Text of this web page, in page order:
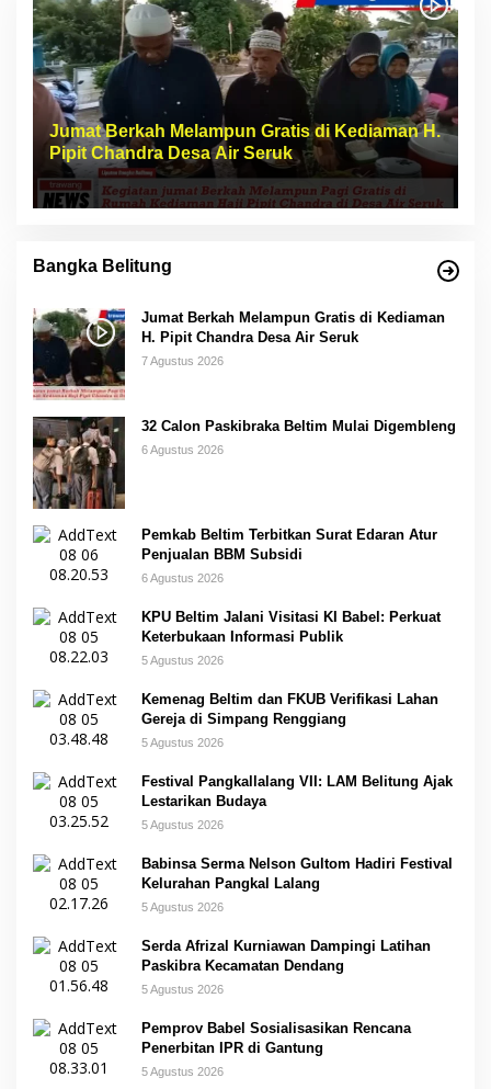
Jumat Berkah Melampun Gratis di Kediaman H.
Pipit Chandra Desa Air Seruk
Bangka Belitung
Jumat Berkah Melampun Gratis di Kediaman
H. Pipit Chandra Desa Air Seruk
7 Agustus 2026
32 Calon Paskibraka Beltim Mulai Digembleng
6 Agustus 2026
Pemkab Beltim Terbitkan Surat Edaran Atur
Penjualan BBM Subsidi
6 Agustus 2026
KPU Beltim Jalani Visitasi KI Babel: Perkuat
Keterbukaan Informasi Publik
5 Agustus 2026
Kemenag Beltim dan FKUB Verifikasi Lahan
Gereja di Simpang Renggiang
5 Agustus 2026
Festival Pangkallalang VII: LAM Belitung Ajak
Lestarikan Budaya
5 Agustus 2026
Babinsa Serma Nelson Gultom Hadiri Festival
Kelurahan Pangkal Lalang
5 Agustus 2026
Serda Afrizal Kurniawan Dampingi Latihan
Paskibra Kecamatan Dendang
5 Agustus 2026
Pemprov Babel Sosialisasikan Rencana
Penerbitan IPR di Gantung
5 Agustus 2026